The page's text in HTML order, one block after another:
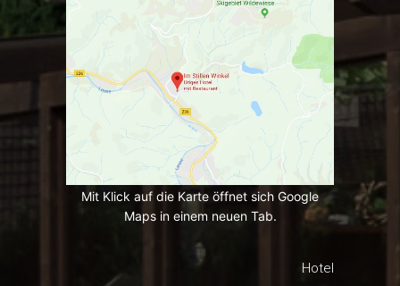
Mit Klick auf die Karte öffnet sich Google
Maps in einem neuen Tab.
Hotel